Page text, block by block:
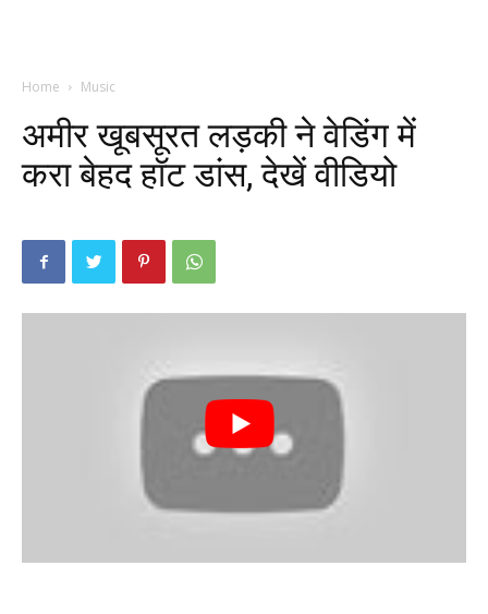
Home Music
अमीर खूबसूरत लड़की ने वेडिंग में
करा बेहद हॉट डांस, देखें वीडियो